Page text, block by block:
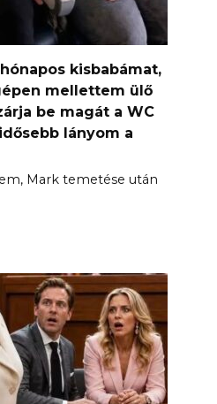
kisbabámat,
mellettem ülő
be magát a WC
lányom a
Mark temetése után